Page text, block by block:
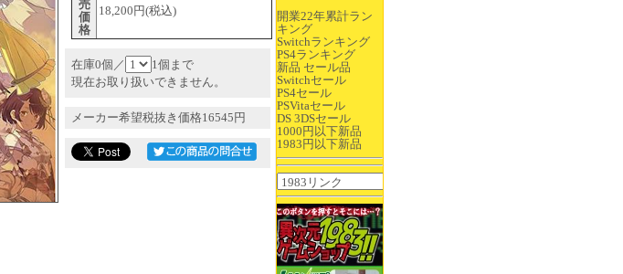
開業22年累計ラン
キング
Switchランキング
PS4ランキング
新品 セール品
Switchセール
PS4セール
PSVitaセール
DS 3DSセール
1000円以下新品
1983円以下新品
売
価
格
18,200円(税込)
在庫0個／
1個まで
現在お取り扱いできません。
メーカー希望税抜き価格16545円